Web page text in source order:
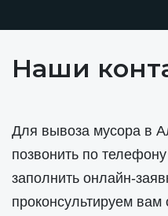
Наши
Для вывоза мусора в
позвонить по телефону
заполнить онлайн-
проконсультируем